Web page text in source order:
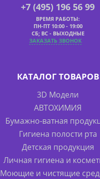
+7 (495) 196 56 99
ВРЕМЯ РАБОТЫ:
ПН-ПТ 10:00 - 19:00
СБ; ВС - ВЫХОДНЫЕ
ЗАКАЗАТЬ ЗВОНОК
КАТАЛОГ ТОВАРОВ
3D Модели
АВТОХИМИЯ
Бумажно-ватная
Гигиена полости рта
Детская продукция
Личная гигиена и
Моющие и чистящие